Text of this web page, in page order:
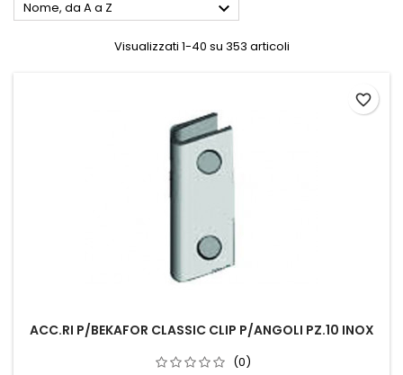
Nome, da A a Z 
Visualizzati 1-40 su 353 articoli
ACC.RI P/BEKAFOR CLASSIC CLIP P/ANGOLI PZ.10 INOX
(0)
favorite_border